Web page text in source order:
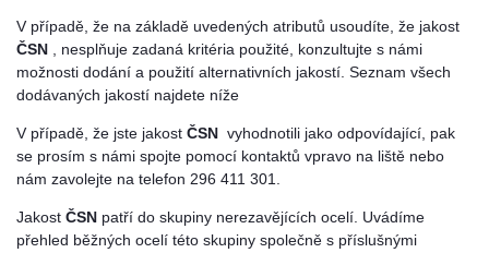
V případě, že na základě uvedených atributů usoudíte, že jakost
ČSN , nesplňuje zadaná kritéria použité, konzultujte s námi
možnosti dodání a použití alternativních jakostí. Seznam všech
dodávaných jakostí najdete níže
V případě, že jste jakost ČSN vyhodnotili jako odpovídající, pak
se prosím s námi spojte pomocí kontaktů vpravo na liště nebo
nám zavolejte na telefon 296 411 301.
Jakost ČSN patří do skupiny nerezavějících ocelí. Uvádíme
přehled běžných ocelí této skupiny společně s příslušnými